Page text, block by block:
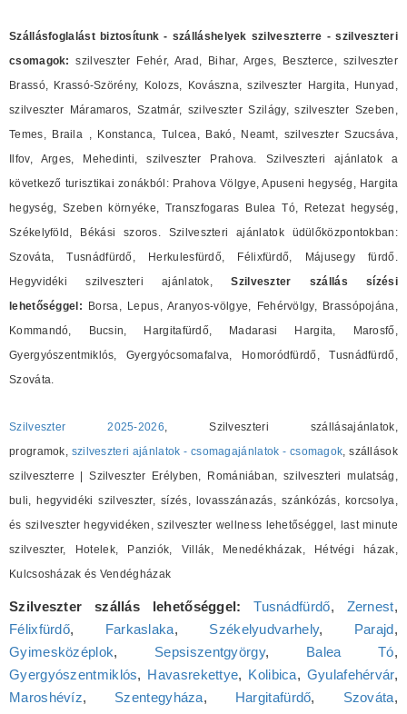
Szállásfoglalást biztosítunk - szálláshelyek szilveszterre - szilveszteri
csomagok: szilveszter Fehér, Arad, Bihar, Arges, Beszterce, szilveszter
Brassó, Krassó-Szörény, Kolozs, Kovászna, szilveszter Hargita, Hunyad,
szilveszter Máramaros, Szatmár, szilveszter Szilágy, szilveszter Szeben,
Temes, Braila , Konstanca, Tulcea, Bakó, Neamt, szilveszter Szucsáva,
Ilfov, Arges, Mehedinti, szilveszter Prahova. Szilveszteri ajánlatok a
következő turisztikai zonákból: Prahova Völgye, Apuseni hegység, Hargita
hegység, Szeben környéke, Transzfogaras Bulea Tó, Retezat hegység,
Székelyföld, Békási szoros. Szilveszteri ajánlatok üdülőközpontokban:
Szováta, Tusnádfürdő, Herkulesfürdő, Félixfürdő, Májusegy fürdő.
Hegyvidéki szilveszteri ajánlatok,Szilveszter szállás sízési
lehetőséggel: Borsa, Lepus, Aranyos-völgye, Fehérvölgy, Brassópojána,
Kommandó, Bucsin, Hargitafürdő, Madarasi Hargita, Marosfő,
Gyergyószentmiklós, Gyergyócsomafalva, Homoródfürdő, Tusnádfürdő,
Szováta.
Szilveszter 2025-2026, Szilveszteri szállásajánlatok,
programok, szilveszteri ajánlatok - csomagajánlatok - csomagok, szállások
szilveszterre | Szilveszter Erélyben, Romániában, szilveszteri mulatság,
buli, hegyvidéki szilveszter, sízés, lovasszánazás, szánkózás, korcsolya,
és szilveszter hegyvidéken, szilveszter wellness lehetőséggel, last minute
szilveszter, Hotelek, Panziók, Villák, Menedékházak, Hétvégi házak,
Kulcsosházak és Vendégházak
Szilveszter szállás lehetőséggel: Tusnádfürdő, Zernest,
Félixfürdő, Farkaslaka, Székelyudvarhely, Parajd,
Gyimesközéplok, Sepsiszentgyörgy, Balea Tó,
Gyergyószentmiklós, Havasrekettye, Kolibica, Gyulafehérvár,
Maroshévíz, Szentegyháza, Hargitafürdő, Szováta,